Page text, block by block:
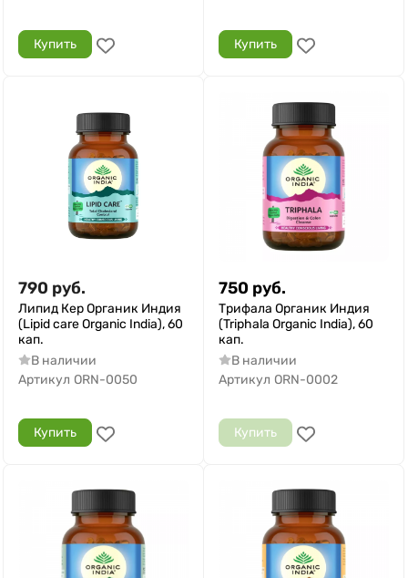
Купить Купить
790 руб.
Липид Кер Органик Индия
(Lipid care Organic India), 60
кап.
В наличии
Артикул ORN-0050
Купить
750 руб.
Трифала Органик Индия
(Triphala Organic India), 60
кап.
В наличии
Артикул ORN-0002
Купить